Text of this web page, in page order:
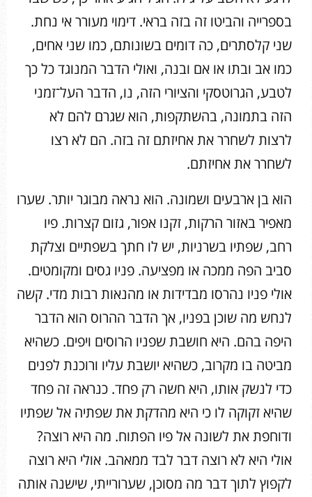
בספרייה והביטו זה בזה בראי. דימוי מעורר אי נחת.
שני קלסתרים, כה דומים בשונותם, כמו שני אחים,
כמו אב ובתו או אם ובנה, ואולי הדבר המנוגד כל כך
לטבע, הגרוטסקי והציורי הזה, נו, הדבר העל־זמני
הזה בתמונה, בהשתקפות, הוא שגרם להם לא
לרצות לשחרר את אחיזתם זה בזה. הם לא רצו
לשחרר את אחיזתם.
הוא בן ארבעים ושמונה. הוא נראה מבוגר יותר. שערו
מאפיר באזור הרקות, זקנו אפור, גזום קצרות. פיו
רחב, שפתיו בשרניות, יש לו חתך בשפתיים וצלקת
סביב הפה ממכה או מפציעה. פניו גסים ומקומטים.
אולי פניו נהרסו מבדידות או מהנאות רבות מדי. קשה
לנחש מה שוכן בפניו, אך הדבר ההרוס הוא הדבר
היפה בהם. היא חושבת שפניו הרוסים ויפים. כשהיא
מביטה בו מקרוב, כשהיא יושבת עליו ורוכנת לפנים
כדי לנשק אותו, היא חשה רק פחד. כנראה זה פחד
שהיא זקוקה לו כי היא מהדקת את שפתיה אל שפתיו
ודוחפת את לשונה אל פיו הפתוח. מה היא רוצה?
אולי היא לא רוצה דבר לבד ממאהב. אולי היא רוצה
לקפוץ לתוך דבר מה מסוכן, שערורייתי, שישנה אותה